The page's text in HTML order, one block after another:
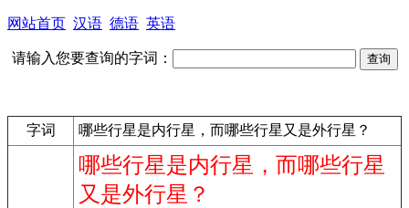
网站首页 汉语 德语 英语
请输入您要查询的字词：
字词 哪些行星是内行星，而哪些行星又是外行星？
哪些行星是内行星，而哪些行星
又是外行星？